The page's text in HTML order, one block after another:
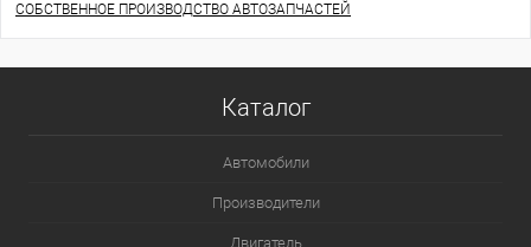
СОБСТВЕННОЕ ПРОИЗВОДСТВО АВТОЗАПЧАСТЕЙ
Каталог
Автомобили
Производители
Двигатель